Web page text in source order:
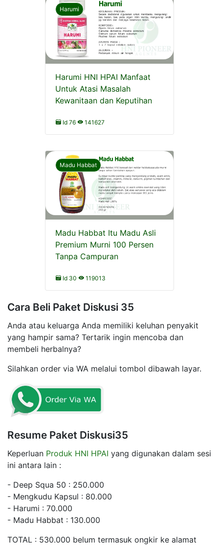
Harumi
Harumi HNI HPAI Manfaat
Untuk Atasi Masalah
Kewanitaan dan Keputihan
Id 76 141627
Madu Habbat
Madu Habbat Itu Madu Asli
Premium Murni 100 Persen
Tanpa Campuran
Id 30 119013
Cara Beli Paket Diskusi 35
Anda atau keluarga Anda memiliki keluhan penyakit
yang hampir sama? Tertarik ingin mencoba dan
membeli herbalnya?
Silahkan order via WA melalui tombol dibawah layar.
Resume Paket Diskusi35
Keperluan Produk HNI HPAI yang digunakan dalam sesi
ini antara lain :
- Deep Squa 50 : 250.000
- Mengkudu Kapsul : 80.000
- Harumi : 70.000
- Madu Habbat : 130.000
TOTAL : 530.000 belum termasuk ongkir ke alamat